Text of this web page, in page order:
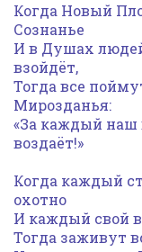
Когда Новый
Сознанье
И в Душах
взойдёт,
Тогда все
Мирозданья:
«За каждый наш
воздаёт!»
Когда каждый
охотно
И каждый свой
Тогда заживут